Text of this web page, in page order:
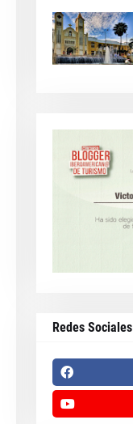
Redes Sociales